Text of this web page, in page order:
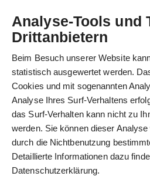
Analyse-Tools und
Drittanbietern
Beim Besuch unserer Website
statistisch ausgewertet werden.
Cookies und mit sogenannten
Analyse Ihres Surf-Verhaltens
das Surf-Verhalten kann nicht zu
werden. Sie können dieser
durch die Nichtbenutzung
Detaillierte Informationen dazu
Datenschutzerklärung.